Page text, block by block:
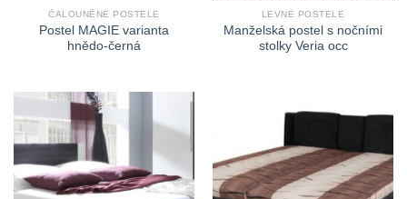
ČALOUNĚNÉ POSTELE
Postel MAGIE varianta
hnědo-černá
LEVNÉ POSTELE
Manželská postel s nočními
stolky Veria occ